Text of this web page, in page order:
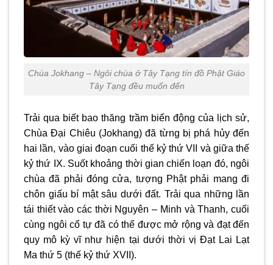
Chùa Jokhang – Ngôi chùa ở Tây Tạng tín đồ Phật Giáo
Tây Tạng đều muốn đến
Trải qua biết bao thăng trầm biến động của lịch sử,
Chùa Đại Chiêu (Jokhang) đã từng bị phá hủy đến
hai lần, vào giai đoạn cuối thế kỷ thứ VII và giữa thế
kỷ thứ IX. Suốt khoảng thời gian chiến loạn đó, ngôi
chùa đã phải đóng cửa, tượng Phật phải mang đi
chôn giấu bí mật sâu dưới đất. Trải qua những lần
tái thiết vào các thời Nguyên – Minh và Thanh, cuối
cùng ngôi cổ tự đã có thể được mở rộng và đạt đến
quy mô kỳ vĩ như hiện tại dưới thời vị Đạt Lai Lạt
Ma thứ 5 (thế kỷ thứ XVII).